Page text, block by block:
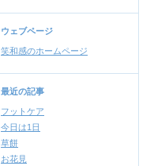
ウェブページ
笑和感のホームページ
最近の記事
フットケア
今日は1日
草餅
お花見